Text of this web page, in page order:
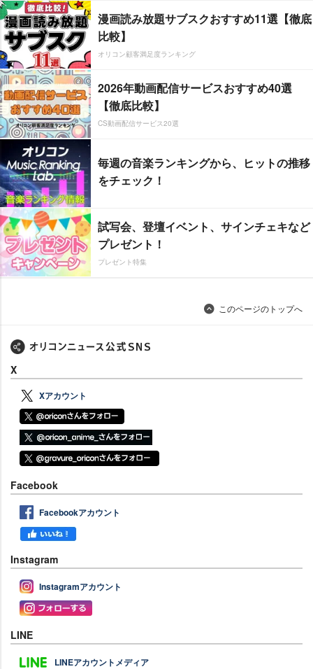
漫画読み放題サブスクおすすめ11選【徹底
比較】
オリコン顧客満足度ランキング
2026年動画配信サービスおすすめ40選
【徹底比較】
CS動画配信サービス20選
毎週の音楽ランキングから、ヒットの推移
をチェック！
試写会、登壇イベント、サインチェキなど
プレゼント！
プレゼント特集
このページのトップへ
X
Xアカウント
Facebook
Facebookアカウント
Instagram
Instagramアカウント
LINE
LINEアカウントメディア